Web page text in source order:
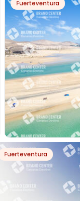
WINDSURF EN PLAYA
JANDÍA
Fuerteventura
SOTAVENTO
Fuerteventura